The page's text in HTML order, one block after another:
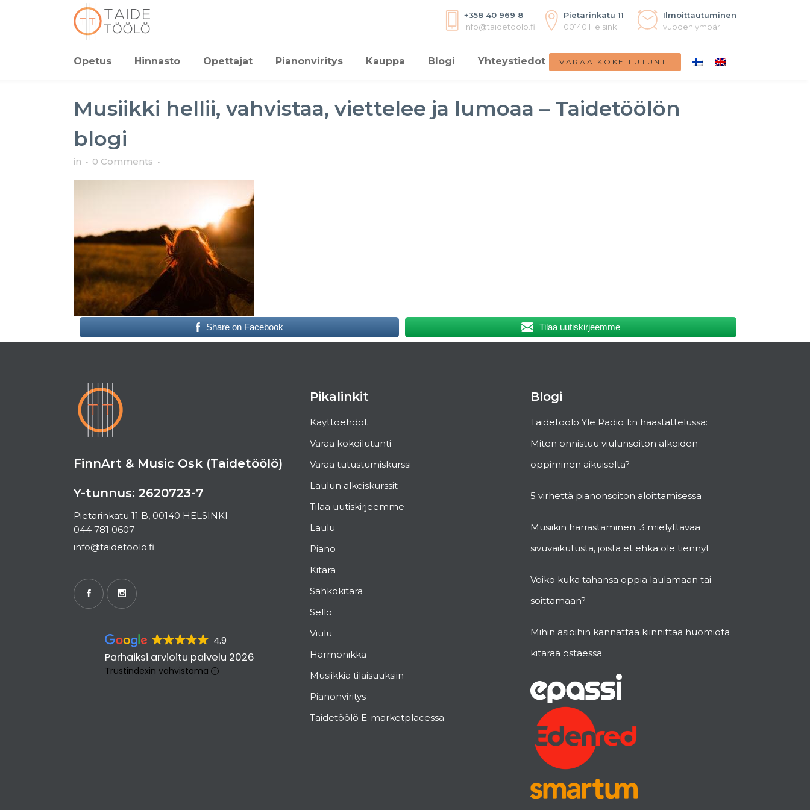
+358 40 969 8
info@taidetoolo.fi
Pietarinkatu 11
00140 Helsinki
Ilmoittautuminen
vuoden ympäri
Opetus Hinnasto Opettajat Pianonviritys Kauppa Blogi Yhteystiedot VARAA KOKEILUTUNTI
Musiikki hellii, vahvistaa, viettelee ja lumoaa – Taidetöölön
blogi
in 0 Comments
Share on Facebook Tilaa uutiskirjeemme
FinnArt & Music Osk (Taidetöölö)
Y-tunnus: 2620723-7
Pietarinkatu 11 B, 00140 HELSINKI
044 781 0607
info@taidetoolo.fi
4.9
Parhaiksi arvioitu palvelu 2026
Trustindexin vahvistama
Pikalinkit
Käyttöehdot
Varaa kokeilutunti
Varaa tutustumiskurssi
Laulun alkeiskurssit
Tilaa uutiskirjeemme
Laulu
Piano
Kitara
Sähkökitara
Sello
Viulu
Harmonikka
Musiikkia tilaisuuksiin
Pianonviritys
Taidetöölö E-marketplacessa
Blogi
Taidetöölö Yle Radio 1:n haastattelussa:
Miten onnistuu viulunsoiton alkeiden
oppiminen aikuiselta?
5 virhettä pianonsoiton aloittamisessa
Musiikin harrastaminen: 3 mielyttävää
sivuvaikutusta, joista et ehkä ole tiennyt
Voiko kuka tahansa oppia laulamaan tai
soittamaan?
Mihin asioihin kannattaa kiinnittää huomiota
kitaraa ostaessa